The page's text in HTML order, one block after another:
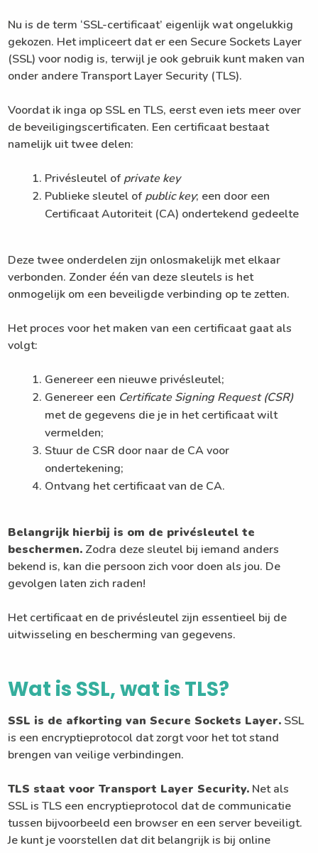
Nu is de term ‘SSL-certificaat’ eigenlijk wat ongelukkig
gekozen. Het impliceert dat er een Secure Sockets Layer
(SSL) voor nodig is, terwijl je ook gebruik kunt maken van
onder andere Transport Layer Security (TLS).
Voordat ik inga op SSL en TLS, eerst even iets meer over
de beveiligingscertificaten. Een certificaat bestaat
namelijk uit twee delen:
Privésleutel ofprivate key
Publieke sleutel ofpublic key; een door een
Certificaat Autoriteit (CA) ondertekend gedeelte
Deze twee onderdelen zijn onlosmakelijk met elkaar
verbonden. Zonder één van deze sleutels is het
onmogelijk om een beveiligde verbinding op te zetten.
Het proces voor het maken van een certificaat gaat als
volgt:
Genereer een nieuwe privésleutel;
Genereer een Certificate Signing Request (CSR)
met de gegevens die je in het certificaat wilt
vermelden;
Stuur de CSR door naar de CA voor
ondertekening;
Ontvang het certificaat van de CA.
Belangrijk hierbij is om de privésleutel te
beschermen. Zodra deze sleutel bij iemand anders
bekend is, kan die persoon zich voor doen als jou. De
gevolgen laten zich raden!
Het certificaat en de privésleutel zijn essentieel bij de
uitwisseling en bescherming van gegevens.
Wat is SSL, wat is TLS?
SSL is de afkorting van Secure Sockets Layer. SSL
is een encryptieprotocol dat zorgt voor het tot stand
brengen van veilige verbindingen.
TLS staat voor Transport Layer Security. Net als
SSL is TLS een encryptieprotocol dat de communicatie
tussen bijvoorbeeld een browser en een server beveiligt.
Je kunt je voorstellen dat dit belangrijk is bij online